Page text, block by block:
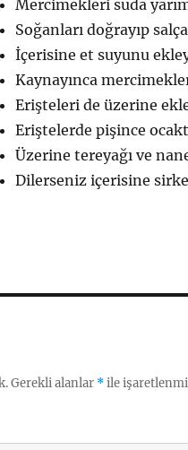
Mercimekleri suda yarım
Soğanları doğrayıp
İçerisine et suyunu
Kaynayınca
Erişteleri de üzerine
Eriştelerde pişince
Üzerine tereyağı ve
Dilerseniz içerisine
Gerekli alanlar *ile